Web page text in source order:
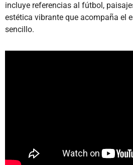
incluye referencias al fútbol,
estética vibrante que acompaña el
sencillo.